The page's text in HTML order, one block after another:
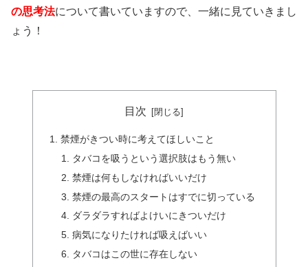
の思考法について書いていますので、一緒に見ていきまし
ょう！
目次
禁煙がきつい時に考えてほしいこと
タバコを吸うという選択肢はもう無い
禁煙は何もしなければいいだけ
禁煙の最高のスタートはすでに切っている
ダラダラすればよけいにきついだけ
病気になりたければ吸えばいい
タバコはこの世に存在しない